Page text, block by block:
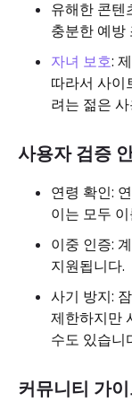
유해한 콘텐
충분한 예방
자녀 보호:
따라서 사이
려는 젊은
사용자 검증
연령 확인:
이는 모두
이중 인증:
지원됩니다.
사기 방지:
제한하지만
수도 있습니
커뮤니티 가